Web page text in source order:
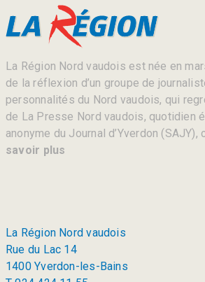
La Région Nord vaudois est née en
de la réflexion d’un groupe de
personnalités du Nord vaudois, qui
de La Presse Nord vaudois, quotidien
anonyme du Journal d’Yverdon (SAJY),
savoir plus
La Région Nord vaudois
Rue du Lac 14
1400 Yverdon-les-Bains